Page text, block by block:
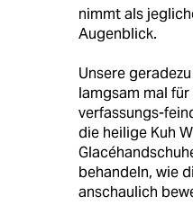
nimmt als
Augenblick.
Unsere
lamgsam mal
verfassungs-
die heilige Kuh
behandeln, wie
anschaulich